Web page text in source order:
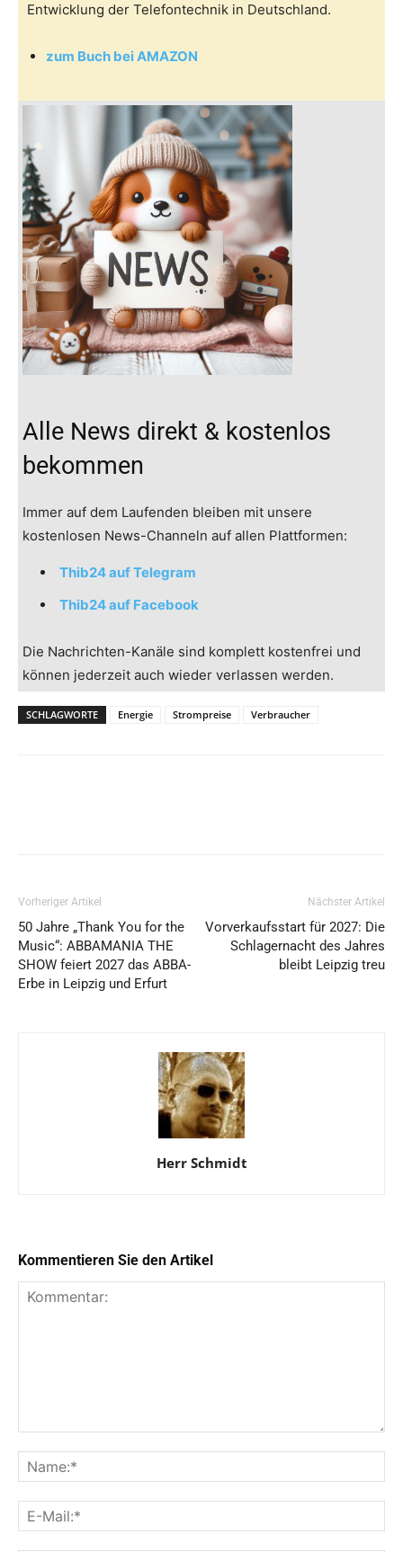
Entwicklung der Telefontechnik in Deutschland.
zum Buch bei AMAZON
Alle News direkt & kostenlos
bekommen
Immer auf dem Laufenden bleiben mit unsere
kostenlosen News-Channeln auf allen Plattformen:
Thib24 auf Telegram
Thib24 auf Facebook
Die Nachrichten-Kanäle sind komplett kostenfrei und
können jederzeit auch wieder verlassen werden.
SCHLAGWORTE Energie Strompreise Verbraucher
Vorheriger Artikel
50 Jahre „Thank You for the
Music“: ABBAMANIA THE
SHOW feiert 2027 das ABBA-
Erbe in Leipzig und Erfurt
Nächster Artikel
Vorverkaufsstart für 2027: Die
Schlagernacht des Jahres
bleibt Leipzig treu
Herr Schmidt
Kommentieren Sie den Artikel